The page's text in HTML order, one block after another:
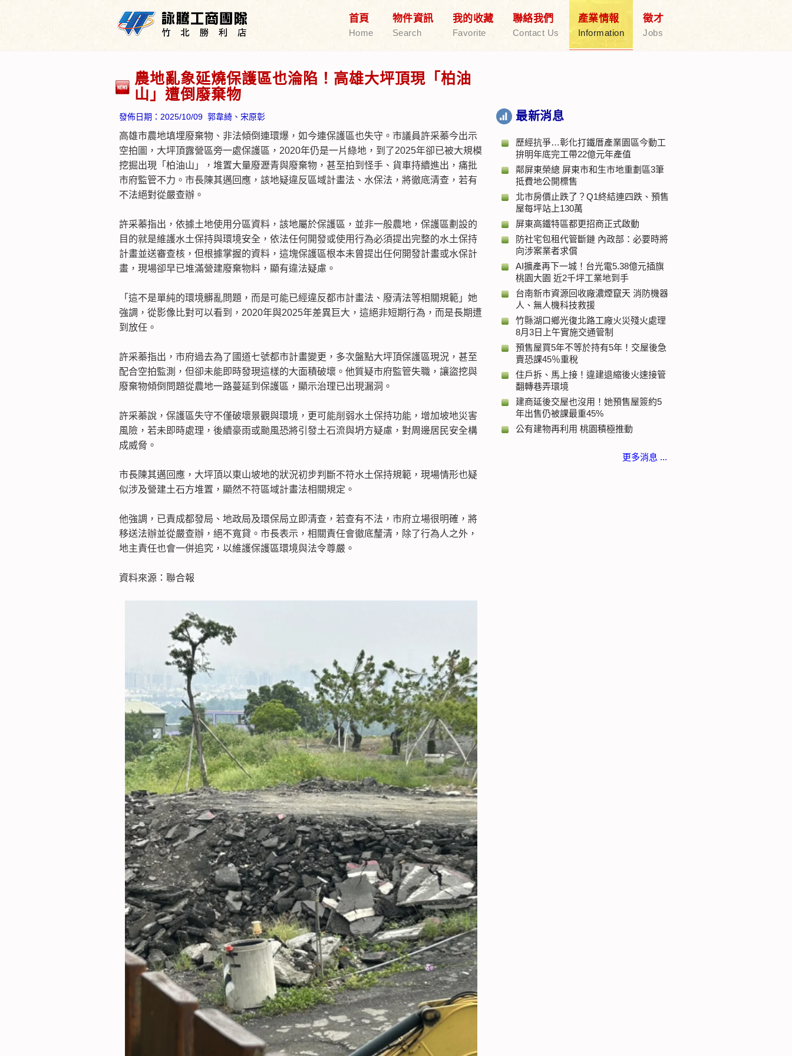
首頁
Home
物件資訊
Search
我的收藏
Favorite
聯絡我們
Contact Us
產業情報
Information
徵才
Jobs
農地亂象延燒保護區也淪陷！高雄大坪頂現「柏油
山」遭倒廢棄物
發佈日期： 2025/10/09 郭韋綺、宋原彰
高雄市農地填埋廢棄物、非法傾倒連環爆，如今連保護區也失守。市議員許采蓁今出示
空拍圖，大坪頂露營區旁一處保護區，2020年仍是一片綠地，到了2025年卻已被大規模
挖掘出現「柏油山」，堆置大量廢瀝青與廢棄物，甚至拍到怪手、貨車持續進出，痛批
市府監管不力。市長陳其邁回應，該地疑違反區域計畫法、水保法，將徹底清查，若有
不法絕對從嚴查辦。
許采蓁指出，依據土地使用分區資料，該地屬於保護區，並非一般農地，保護區劃設的
目的就是維護水土保持與環境安全，依法任何開發或使用行為必須提出完整的水土保持
計畫並送審查核，但根據掌握的資料，這塊保護區根本未曾提出任何開發計畫或水保計
畫，現場卻早已堆滿營建廢棄物料，顯有違法疑慮。
「這不是單純的環境髒亂問題，而是可能已經違反都市計畫法、廢清法等相關規範」她
強調，從影像比對可以看到，2020年與2025年差異巨大，這絕非短期行為，而是長期遭
到放任。
許采蓁指出，市府過去為了國道七號都市計畫變更，多次盤點大坪頂保護區現況，甚至
配合空拍監測，但卻未能即時發現這樣的大面積破壞。他質疑市府監管失職，讓盜挖與
廢棄物傾倒問題從農地一路蔓延到保護區，顯示治理已出現漏洞。
許采蓁說，保護區失守不僅破壞景觀與環境，更可能削弱水土保持功能，增加坡地災害
風險，若未即時處理，後續豪雨或颱風恐將引發土石流與坍方疑慮，對周邊居民安全構
成威脅。
市長陳其邁回應，大坪頂以東山坡地的狀況初步判斷不符水土保持規範，現場情形也疑
似涉及營建土石方堆置，顯然不符區域計畫法相關規定。
他強調，已責成都發局、地政局及環保局立即清查，若查有不法，市府立場很明確，將
移送法辦並從嚴查辦，絕不寬貸。市長表示，相關責任會徹底釐清，除了行為人之外，
地主責任也會一併追究，以維護保護區環境與法令尊嚴。
資料來源：聯合報
最新消息
歷經抗爭…彰化打鐵厝產業園區今動工
拚明年底完工帶22億元年產值
鄰屏東榮總 屏東市和生市地重劃區3筆
抵費地公開標售
北市房價止跌了？Q1終結連四跌、預售
屋每坪站上130萬
屏東高鐵特區都更招商正式啟動
防社宅包租代管斷鏈 內政部：必要時將
向涉案業者求償
AI擴產再下一城！台光電5.38億元插旗
桃園大園 近2千坪工業地到手
台南新市資源回收廠濃煙竄天 消防機器
人、無人機科技救援
竹縣湖口鄉光復北路工廠火災殘火處理
8月3日上午實施交通管制
預售屋買5年不等於持有5年！交屋後急
賣恐課45％重稅
住戶拆、馬上接！違建退縮後火速接管
翻轉巷弄環境
建商延後交屋也沒用！她預售屋簽約5
年出售仍被課最重45%
公有建物再利用 桃園積極推動
更多消息 ...